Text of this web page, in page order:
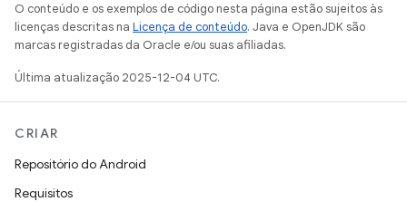
O conteúdo e os exemplos de código nesta página estão sujeitos às
licenças descritas na Licença de conteúdo. Java e OpenJDK são
marcas registradas da Oracle e/ou suas afiliadas.
Última atualização 2025-12-04 UTC.
CRIAR
Repositório do Android
Requisitos